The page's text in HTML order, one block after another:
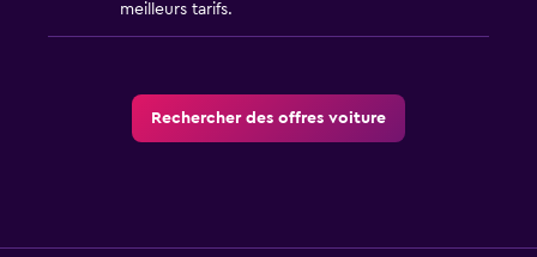
meilleurs tarifs.
Rechercher des offres voiture